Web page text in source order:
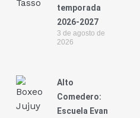
temporada
2026-2027
3 de agosto de
2026
Alto
Comedero:
Escuela Evan